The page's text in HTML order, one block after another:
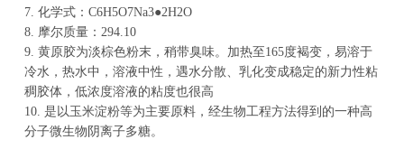
7. 化学式：C6H5O7Na3●2H2O
8. 摩尔质量：294.10
9. 黄原胶为淡棕色粉末，稍带臭味。加热至165度褐变，易溶于
冷水，热水中，溶液中性，遇水分散、乳化变成稳定的新力性粘
稠胶体，低浓度溶液的粘度也很高
10. 是以玉米淀粉等为主要原料，经生物工程方法得到的一种高
分子微生物阴离子多糖。